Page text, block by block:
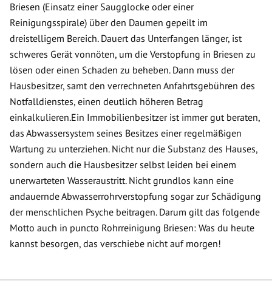
Briesen (Einsatz einer Saugglocke oder einer
Reinigungsspirale) über den Daumen gepeilt im
dreistelligem Bereich. Dauert das Unterfangen länger, ist
schweres Gerät vonnöten, um die Verstopfung in Briesen zu
lösen oder einen Schaden zu beheben. Dann muss der
Hausbesitzer, samt den verrechneten Anfahrtsgebühren des
Notfalldienstes, einen deutlich höheren Betrag
einkalkulieren.Ein Immobilienbesitzer ist immer gut beraten,
das Abwassersystem seines Besitzes einer regelmäßigen
Wartung zu unterziehen. Nicht nur die Substanz des Hauses,
sondern auch die Hausbesitzer selbst leiden bei einem
unerwarteten Wasseraustritt. Nicht grundlos kann eine
andauernde Abwasserrohrverstopfung sogar zur Schädigung
der menschlichen Psyche beitragen. Darum gilt das folgende
Motto auch in puncto Rohrreinigung Briesen: Was du heute
kannst besorgen, das verschiebe nicht auf morgen!